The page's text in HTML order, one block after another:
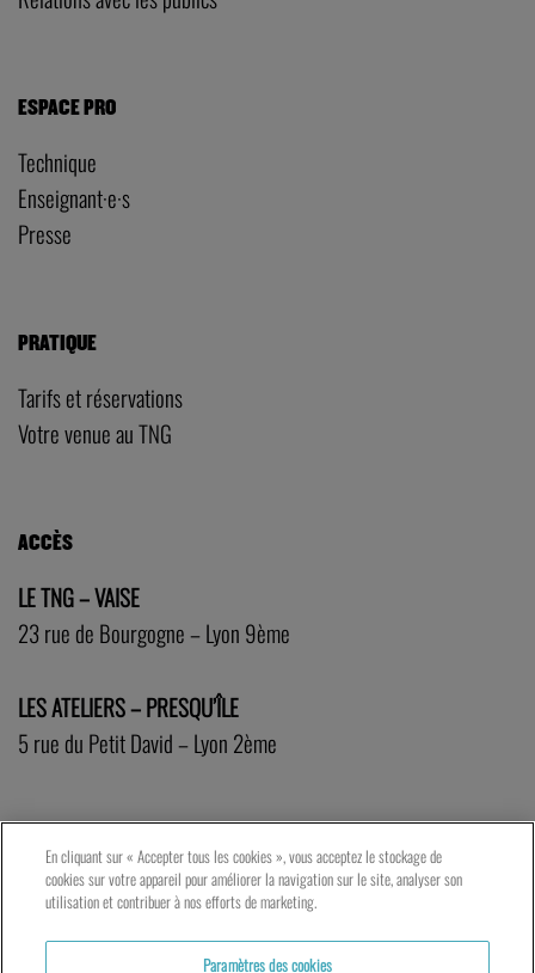
ESPACE PRO
Technique
Enseignant·e·s
Presse
PRATIQUE
Tarifs et réservations
Votre venue au TNG
ACCÈS
LE TNG – VAISE
23 rue de Bourgogne – Lyon 9ème
LES ATELIERS – PRESQU’ÎLE
5 rue du Petit David – Lyon 2ème
En cliquant sur « Accepter tous les cookies », vous acceptez le stockage de
cookies sur votre appareil pour améliorer la navigation sur le site, analyser son
utilisation et contribuer à nos efforts de marketing.
Paramètres des cookies